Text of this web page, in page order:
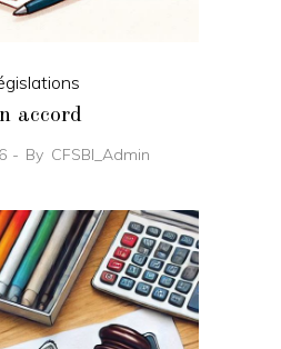
accord
By CFSBI_Admin